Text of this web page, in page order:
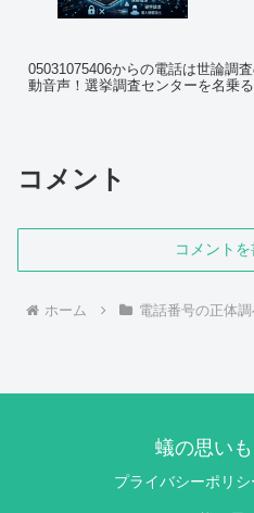
05031075406からの電話は世論調
動音声！選挙調査センターを名乗る
コメント
コメント
ホーム 電話番号の正体
蟻の思い
プライバシーポリ